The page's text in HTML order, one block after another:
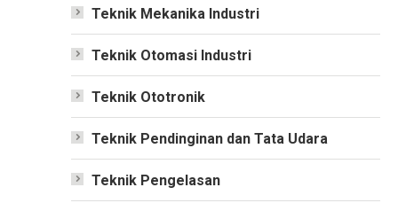
Teknik Mekanika Industri
Teknik Otomasi Industri
Teknik Ototronik
Teknik Pendinginan dan Tata Udara
Teknik Pengelasan